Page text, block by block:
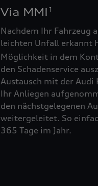
Via MMI 1
Nachdem Ihr Fahrzeug
leichten Unfall erkannt
Möglichkeit in dem
den Schadenservice
Austausch mit der Audi
Ihr Anliegen
den nächstgelegenen
weitergeleitet. So
365 Tage im Jahr.